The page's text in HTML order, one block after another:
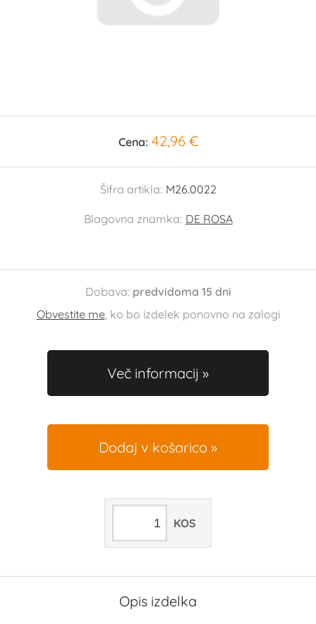
Cena: 42,96 €
Šifra artikla: M26.0022
Blagovna znamka: DE ROSA
Dobava: predvidoma 15 dni
Obvestite me, ko bo izdelek ponovno na zalogi
Več informacij
Dodaj v košarico
KOS
Opis izdelka